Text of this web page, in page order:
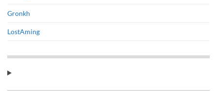
Gronkh
LostAming